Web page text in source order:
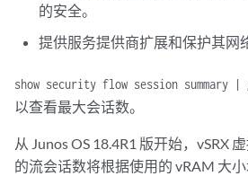
的安全。
提供服务提供商扩展和保护其网
show security flow session summary |
以查看最大会话数。
从 Junos OS 18.4R1 版开始，vSRX
的流会话数将根据使用的 vRAM 大小